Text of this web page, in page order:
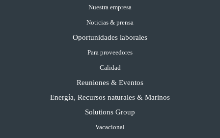
Nuestra empresa
Noticias & prensa
Oportunidades laborales
Para proveedores
Calidad
Reuniones & Eventos
Energía, Recursos naturales & Marinos
Solutions Group
Vacacional